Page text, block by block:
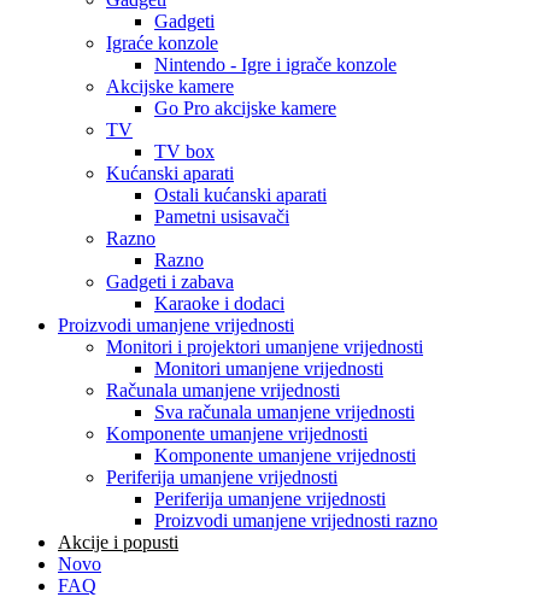
Gadgeti
Igraće konzole
Nintendo - Igre i igrače konzole
Akcijske kamere
Go Pro akcijske kamere
TV
TV box
Kućanski aparati
Ostali kućanski aparati
Pametni usisavači
Razno
Razno
Gadgeti i zabava
Karaoke i dodaci
Proizvodi umanjene vrijednosti
Monitori i projektori umanjene vrijednosti
Monitori umanjene vrijednosti
Računala umanjene vrijednosti
Sva računala umanjene vrijednosti
Komponente umanjene vrijednosti
Komponente umanjene vrijednosti
Periferija umanjene vrijednosti
Periferija umanjene vrijednosti
Proizvodi umanjene vrijednosti razno
Akcije i popusti
Novo
FAQ